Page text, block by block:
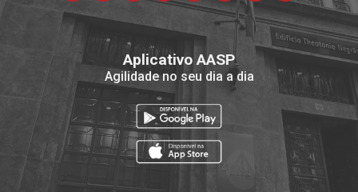
Aplicativo AASP
Agilidade no seu dia a dia